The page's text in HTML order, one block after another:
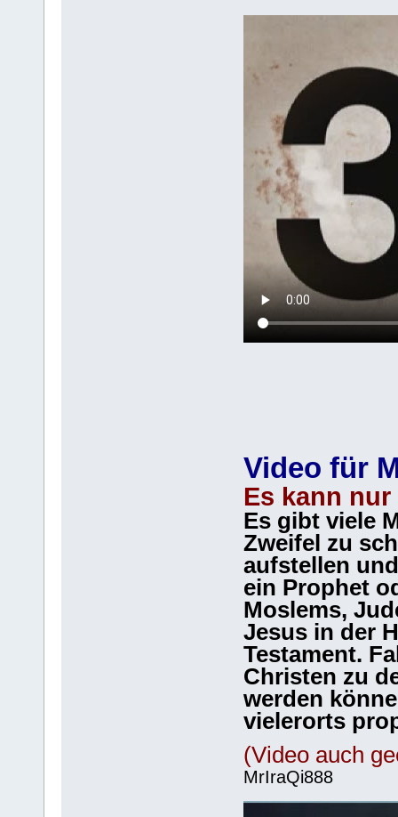
Video für
Es kann
Es gibt viele
Zweifel zu
aufstellen
ein Prophet
Moslems,
Jesus in der
Testament.
Christen zu
werden
vielerorts
(Video auch
MrIraQi888